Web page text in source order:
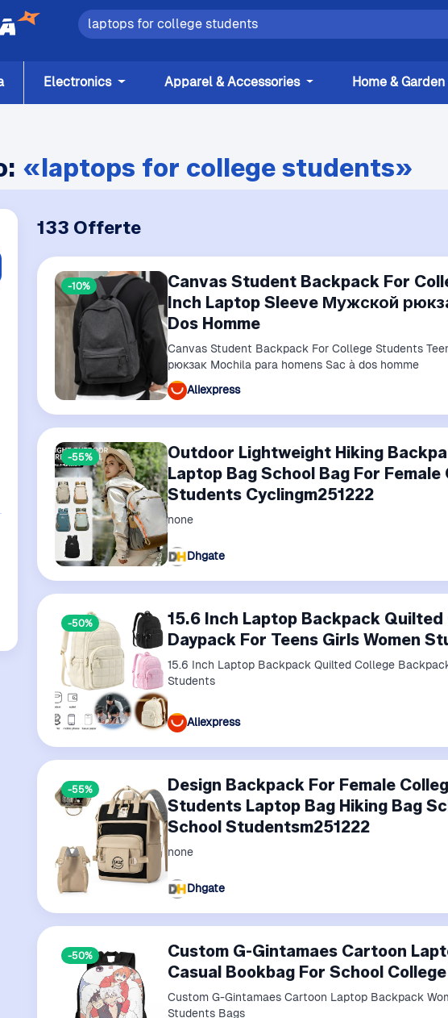
Electronics Apparel & Accessories Home & Garden
«laptops for college students»
133 Offerte
-10%
Canvas Student Backpack For
Inch Laptop Sleeve Мужской
Dos Homme
Canvas Student Backpack For College Students
рюкзак Mochila para homens Sac à dos homme
Aliexpress
-55%
Outdoor Lightweight Hiking
Laptop Bag School Bag For
Students Cyclingm251222
none
Dhgate
-50%
15.6 Inch Laptop Backpack
Daypack For Teens Girls Women
15.6 Inch Laptop Backpack Quilted College
Students
Aliexpress
-55%
Design Backpack For Female
Students Laptop Bag Hiking Bag
School Studentsm251222
none
Dhgate
-50%
Custom G-Gintamaes Cartoon
Casual Bookbag For School
Custom G-Gintamaes Cartoon Laptop Backpack
Students Bags